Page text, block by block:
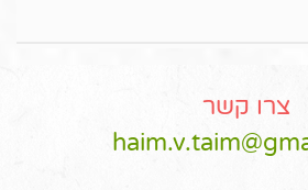
צרו קשר